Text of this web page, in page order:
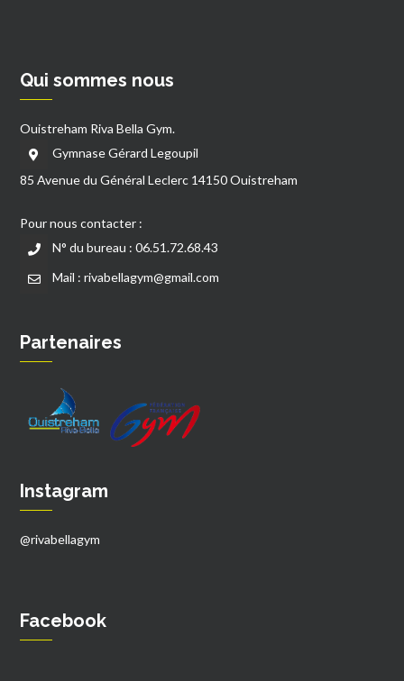
Qui sommes nous
Ouistreham Riva Bella Gym.
Gymnase Gérard Legoupil
85 Avenue du Général Leclerc 14150 Ouistreham
Pour nous contacter :
N° du bureau : 06.51.72.68.43
Mail : rivabellagym@gmail.com
Partenaires
Instagram
@rivabellagym
Facebook